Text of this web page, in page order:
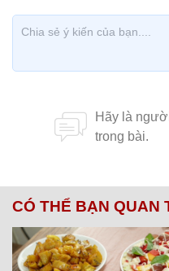
CÓ THỂ BẠN QUAN